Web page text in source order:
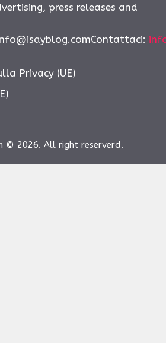
press releases and
:
Privacy (UE)
© 2026. All right reserverd.